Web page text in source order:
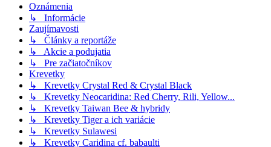
Oznámenia
↳ Informácie
Zaujímavosti
↳ Články a reportáže
↳ Akcie a podujatia
↳ Pre začiatočníkov
Krevetky
↳ Krevetky Crystal Red & Crystal Black
↳ Krevetky Neocaridina: Red Cherry, Rili, Yellow...
↳ Krevetky Taiwan Bee & hybridy
↳ Krevetky Tiger a ich variácie
↳ Krevetky Sulawesi
↳ Krevetky Caridina cf. babaulti